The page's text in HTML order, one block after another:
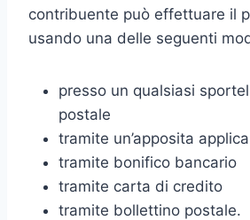
contribuente può effettuare il
usando una delle seguenti
presso un qualsiasi
postale
tramite un’apposita
tramite bonifico bancario
tramite carta di credito
tramite bollettino postale.